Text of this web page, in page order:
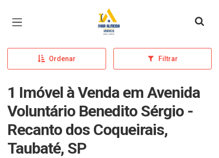
Página inicial
Ordenar Filtrar
1 Imóvel à Venda em Avenida
Voluntário Benedito Sérgio -
Recanto dos Coqueirais,
Taubaté, SP